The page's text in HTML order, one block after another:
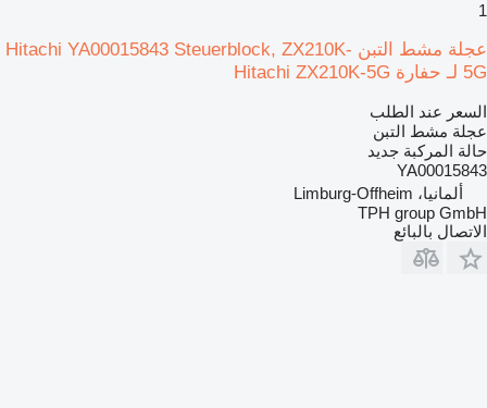
1
عجلة مشط التبن Hitachi YA00015843 Steuerblock, ZX210K-
5G لـ حفارة Hitachi ZX210K-5G
السعر عند الطلب
عجلة مشط التبن
حالة المركبة جديد
YA00015843
ألمانيا، Limburg-Offheim
TPH group GmbH
الاتصال بالبائع